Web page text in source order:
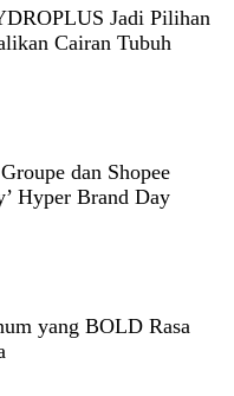
Jadi Pilihan
Cairan Tubuh
dan Shopee
Hyper Brand Day
yang BOLD Rasa